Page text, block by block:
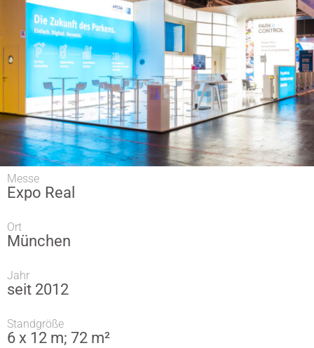
Messe
Expo Real
Ort
München
Jahr
seit 2012
Standgröße
6 x 12 m; 72 m²